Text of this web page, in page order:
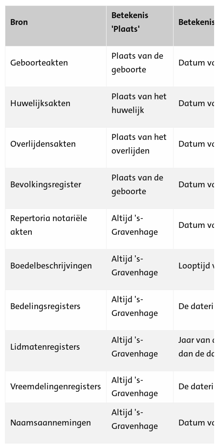
Bron
Betekenis
'Plaats'
Geboorteakten
Plaats van de
geboorte
Datum
Huwelijksakten
Plaats van het
huwelijk
Datum
Overlijdensakten
Plaats van het
overlijden
Datum
Bevolkingsregister
Plaats van de
geboorte
Datum
Repertoria notariële
akten
Altijd 's-
Gravenhage
Datum
Boedelbeschrijvingen
Altijd 's-
Gravenhage
Looptijd
Bedelingsregisters
Altijd 's-
Gravenhage
De
Lidmatenregisters
Altijd 's-
Gravenhage
Jaar van
dan de
Vreemdelingenregisters
Altijd 's-
Gravenhage
De
Naamsaannemingen
Altijd 's-
Gravenhage
Datum